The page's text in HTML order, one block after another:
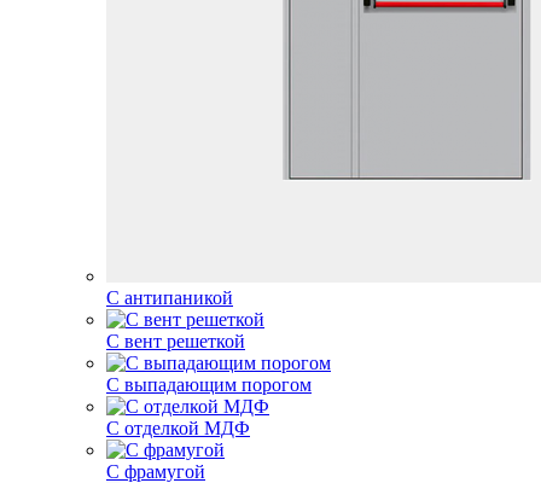
С антипаникой
С вент решеткой
С выпадающим порогом
С отделкой МДФ
С фрамугой